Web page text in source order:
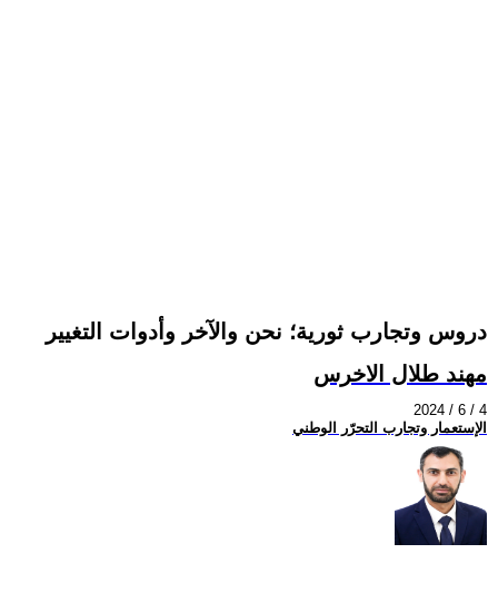
دروس وتجارب ثورية؛ نحن والآخر وأدوات التغيير
مهند طلال الاخرس
2024 / 6 / 4
الإستعمار وتجارب التحرّر الوطني